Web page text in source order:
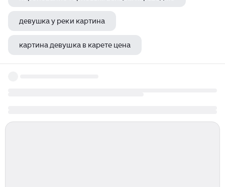
девушка у реки картина
картина девушка в карете цена